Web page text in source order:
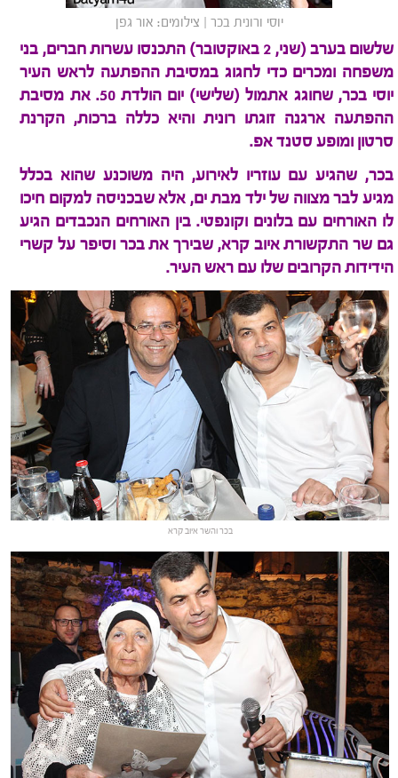
יוסי ורונית בכר | צילומים: אור גפן
שלשום בערב (שני, 2 באוקטובר) התכנסו עשרות חברים, בני
משפחה ומכרים כדי לחגוג במסיבת ההפתעה לראש העיר
יוסי בכר, שחוגג אתמול (שלישי) יום הולדת 50. את מסיבת
ההפתעה ארגנה זוגתו רונית והיא כללה ברכות, הקרנת
סרטון ומופע סטנד אפ.
בכר, שהגיע עם עוזריו לאירוע, היה משוכנע שהוא בכלל
מגיע לבר מצווה של ילד מבת ים, אלא שבכניסה למקום חיכו
לו האורחים עם בלונים וקונפטי. בין האורחים הנכבדים הגיע
גם שר התקשורת איוב קרא, שבירך את בכר וסיפר על קשרי
הידידות הקרובים שלו עם ראש העיר.
בכר והשר איוב קרא